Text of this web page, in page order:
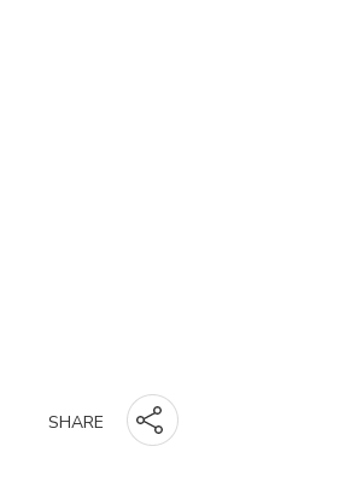
SHARE